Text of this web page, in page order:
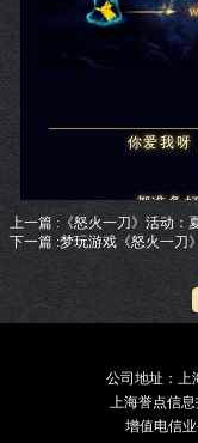
你爱我呀
都准备
小梦
准备在今
上一篇 :《怒火一刀》活动：
下一篇 :梦玩游戏《怒火一刀
公司地址：上
上海誉点信
增值电信